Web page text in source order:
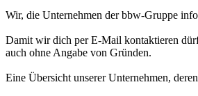
Wir, die Unternehmen der bbw-Gruppe
Damit wir dich per E-Mail kontaktieren
auch ohne Angabe von Gründen.
Eine Übersicht unserer Unternehmen,